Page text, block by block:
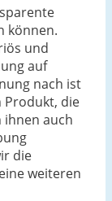
können.
und
auf
nach ist
Produkt, die
ihnen auch
die
weiteren